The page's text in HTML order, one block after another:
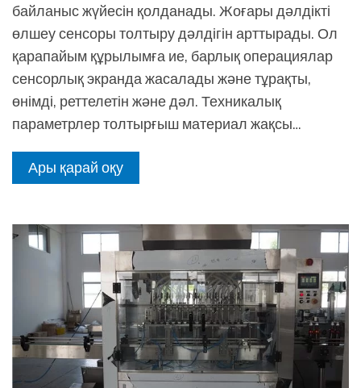
байланыс жүйесін қолданады. Жоғары дәлдікті
өлшеу сенсоры толтыру дәлдігін арттырады. Ол
қарапайым құрылымға ие, барлық операциялар
сенсорлық экранда жасалады және тұрақты,
өнімді, реттелетін және дәл. Техникалық
параметрлер толтырғыш материал жақсы…
Ары қарай оқу